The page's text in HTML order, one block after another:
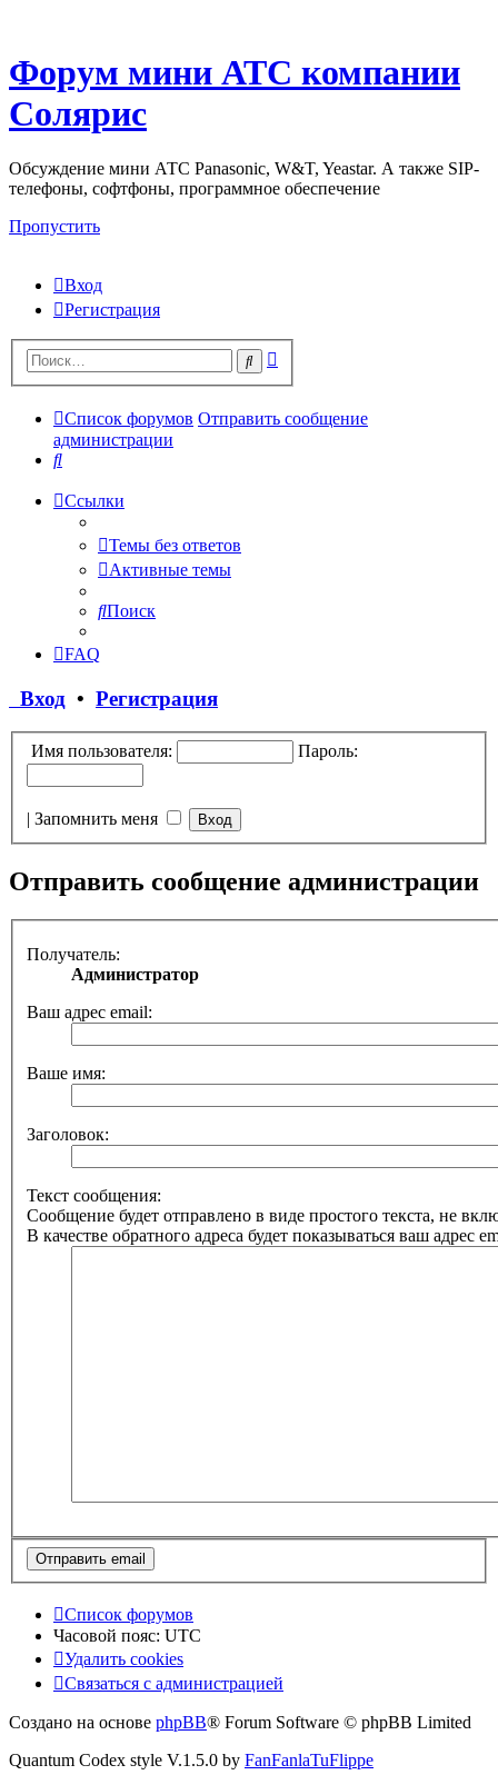
Форум мини АТС компании
Солярис
Обсуждение мини АТС Panasonic, W&T, Yeastar. А также SIP-
телефоны, софтфоны, программное обеспечение
Пропустить
Вход
Регистрация
Поиск
Список форумов Отправить сообщение
администрации
Поиск
Ссылки
Темы без ответов
Активные темы
Поиск
FAQ
Вход • Регистрация
Имя пользователя: Пароль:
| Запомнить меня
Отправить сообщение администрации
Получатель:
Администратор
Ваш адрес email:
Ваше имя:
Заголовок:
Текст сообщения:
Сообщение будет отправлено в виде простого текста, не
В качестве обратного адреса будет показываться ваш адрес
Список форумов
Часовой пояс: UTC
Удалить cookies
Связаться с администрацией
Создано на основе phpBB® Forum Software © phpBB Limited
Quantum Codex style V.1.5.0 by FanFanlaTuFlippe